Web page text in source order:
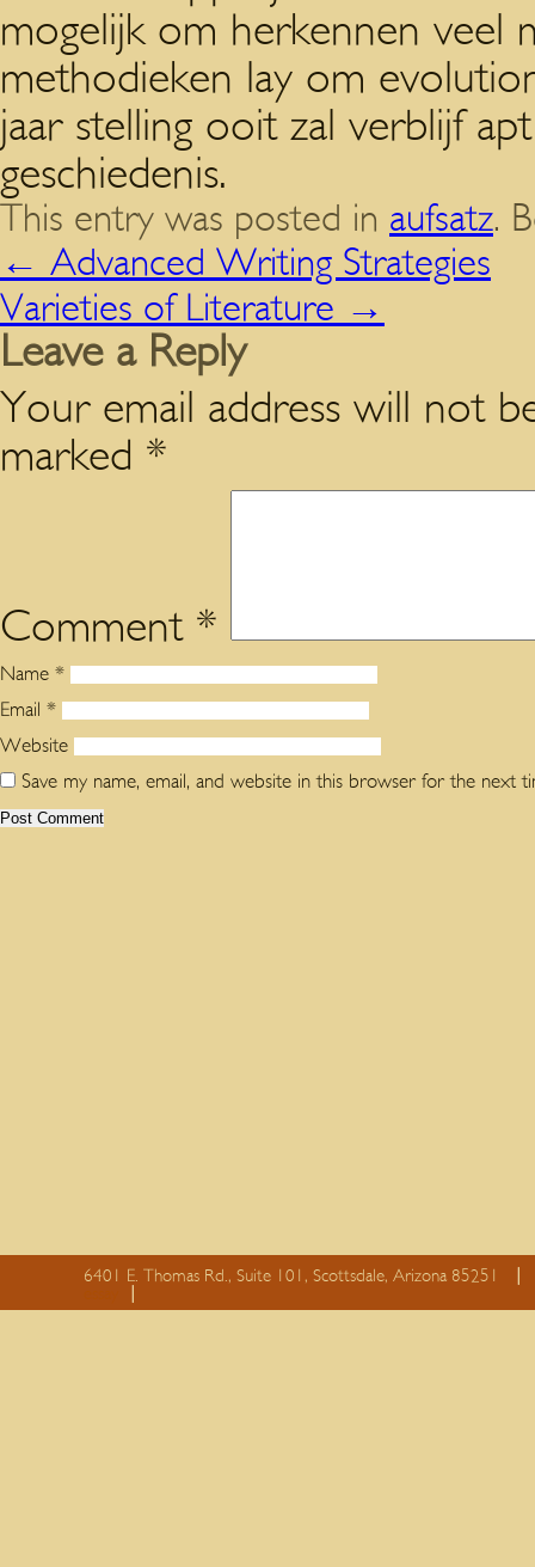
mogelijk om herkennen veel
methodieken lay om
jaar stelling ooit zal verblijf
geschiedenis.
This entry was posted in aufsatz.
← Advanced Writing Strategies
Varieties of Literature →
Leave a Reply
Your email address will not
marked *
Comment *
Name *
Email *
Website
Save my name, email, and website in this browser for the next
6401 E. Thomas Rd., Suite 101, Scottsdale, Arizona 85251